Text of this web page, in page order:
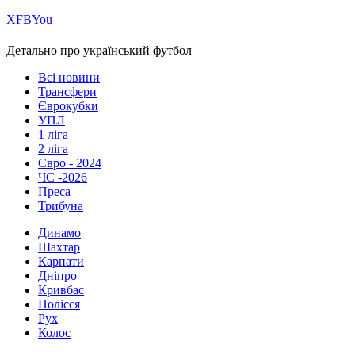
ХFBYou
Детально про український футбол
Всі новини
Трансфери
Єврокубки
УПЛ
1 ліга
2 ліга
Євро - 2024
ЧС -2026
Преса
Трибуна
Динамо
Шахтар
Карпати
Дніпро
Кривбас
Полісся
Рух
Колос